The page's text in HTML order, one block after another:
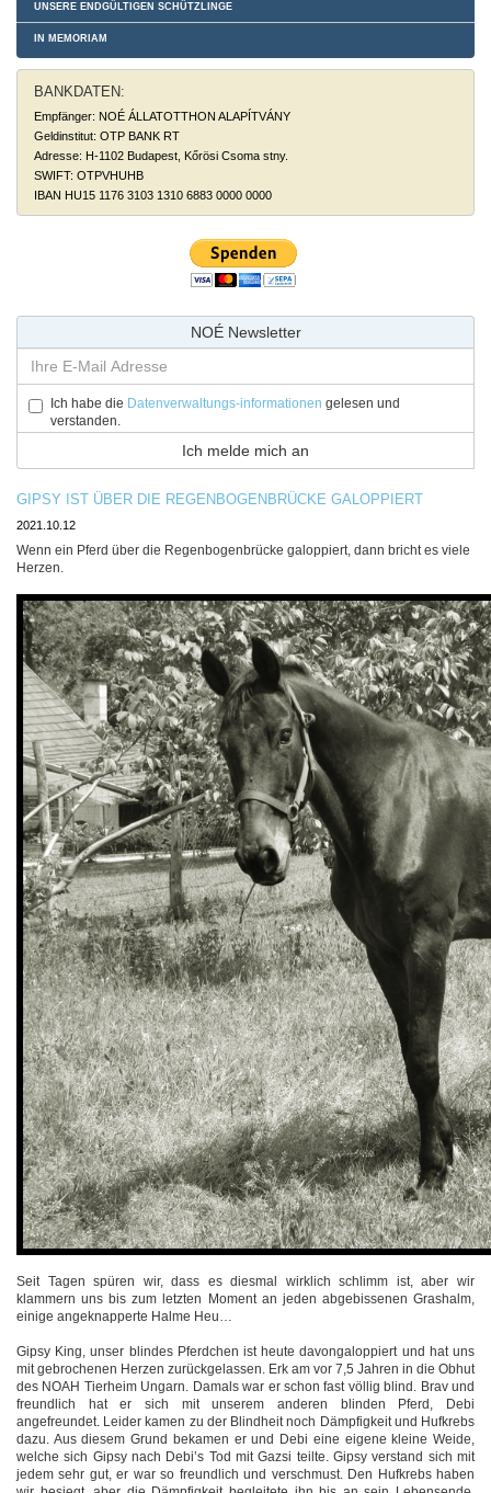
UNSERE ENDGÜLTIGEN SCHÜTZLINGE
IN MEMORIAM
BANKDATEN:
Empfänger: NOÉ ÁLLATOTTHON ALAPÍTVÁNY
Geldinstitut: OTP BANK RT
Adresse: H-1102 Budapest, Kőrösi Csoma stny.
SWIFT: OTPVHUHB
IBAN HU15 1176 3103 1310 6883 0000 0000
NOÉ Newsletter
Ich habe die Datenverwaltungs-informationen gelesen und
verstanden.
GIPSY IST ÜBER DIE REGENBOGENBRÜCKE GALOPPIERT
2021.10.12
Wenn ein Pferd über die Regenbogenbrücke galoppiert, dann bricht es viele
Herzen.
Seit Tagen spüren wir, dass es diesmal wirklich schlimm ist, aber wir
klammern uns bis zum letzten Moment an jeden abgebissenen Grashalm,
einige angeknapperte Halme Heu…
Gipsy King, unser blindes Pferdchen ist heute davongaloppiert und hat uns
mit gebrochenen Herzen zurückgelassen. Erk am vor 7,5 Jahren in die Obhut
des NOAH Tierheim Ungarn. Damals war er schon fast völlig blind. Brav und
freundlich hat er sich mit unserem anderen blinden Pferd, Debi
angefreundet. Leider kamen zu der Blindheit noch Dämpfigkeit und Hufkrebs
dazu. Aus diesem Grund bekamen er und Debi eine eigene kleine Weide,
welche sich Gipsy nach Debi’s Tod mit Gazsi teilte. Gipsy verstand sich mit
jedem sehr gut, er war so freundlich und verschmust. Den Hufkrebs haben